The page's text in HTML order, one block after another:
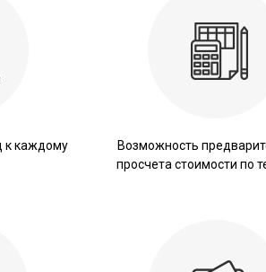
к каждому
Возможность
просчета стоимости по